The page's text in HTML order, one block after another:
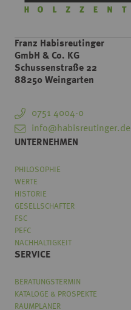
Franz Habisreutinger
GmbH & Co. KG
Schussenstraße 22
88250 Weingarten
0751 4004-0
info@habisreutinger.de
UNTERNEHMEN
PHILOSOPHIE
WERTE
HISTORIE
GESELLSCHAFTER
FSC
PEFC
NACHHALTIGKEIT
SERVICE
BERATUNGSTERMIN
KATALOGE & PROSPEKTE
RAUMPLANER